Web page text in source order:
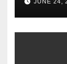
JUNE 24,